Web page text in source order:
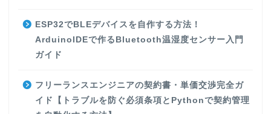
ESP32でBLEデバイスを自作する方法！
ArduinoIDEで作るBluetooth温湿度センサー入門
ガイド
フリーランスエンジニアの契約書・単価交渉完全ガ
イド【トラブルを防ぐ必須条項とPythonで契約管理